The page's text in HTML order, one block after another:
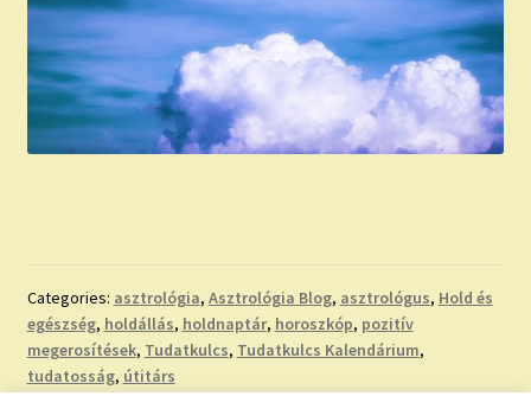
Categories: asztrológia, Asztrológia Blog, asztrológus, Hold és
egészség, holdállás, holdnaptár, horoszkóp, pozitív
megerosítések, Tudatkulcs, Tudatkulcs Kalendárium,
tudatosság, útitárs